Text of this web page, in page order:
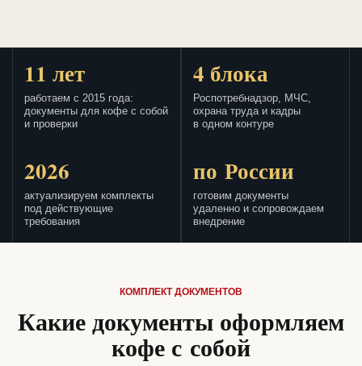
11 лет
работаем с 2015 года:
документы для кофе с собой
и проверки
4 блока
Роспотребнадзор, МЧС,
охрана труда и кадры
в одном контуре
2026
актуализируем комплекты
под действующие
требования
по России
готовим документы
удаленно и сопровождаем
внедрение
КОМПЛЕКТ ДОКУМЕНТОВ
Какие документы оформляем
кофе с собой